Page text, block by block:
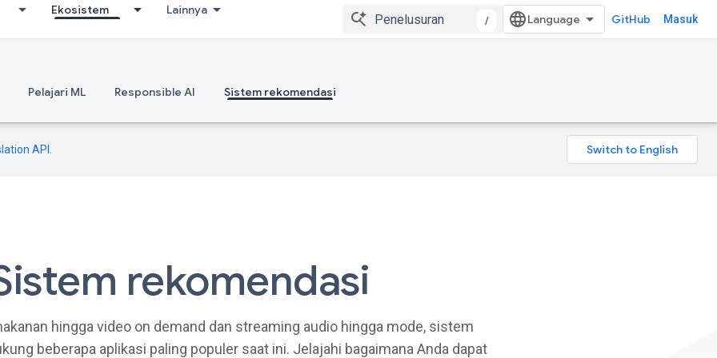
Ekosistem Lainnya
/ GitHub Masuk
Pelajari ML Responsible AI Sistem rekomendasi
API
rekomendasi
hingga video on demand dan streaming audio hingga mode, sistem
beberapa aplikasi paling populer saat ini. Jelajahi bagaimana Anda dapat